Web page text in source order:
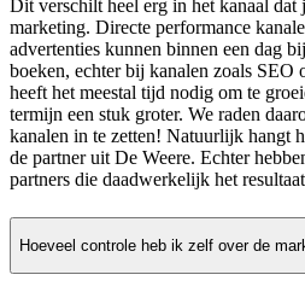
Dit verschilt heel erg in het kanaal
marketing. Directe performance
advertenties kunnen binnen een dag
boeken, echter bij kanalen zoals SEO
heeft het meestal tijd nodig om te
termijn een stuk groter. We raden
kanalen in te zetten! Natuurlijk hangt
de partner uit De Weere. Echter
partners die daadwerkelijk het
Hoeveel controle heb ik zelf over de